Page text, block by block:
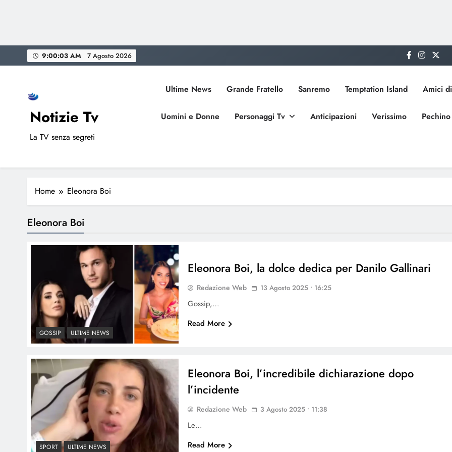
to
9:00:03 AM 7 Agosto 2026
Notizie Tv
La TV senza segreti
Ultime News Grande Fratello Sanremo Temptation Island Amici
Uomini e Donne Personaggi Tv Anticipazioni Verissimo
Home Eleonora Boi
Eleonora Boi
GOSSIP ULTIME NEWS
Eleonora Boi, la dolce dedica per Danilo Gallinari
Redazione Web 13 Agosto 2025 • 16:25
Gossip,…
Read More
SPORT ULTIME NEWS
Eleonora Boi, l’incredibile dichiarazione dopo
l’incidente
Redazione Web 3 Agosto 2025 • 11:38
Le…
Read More